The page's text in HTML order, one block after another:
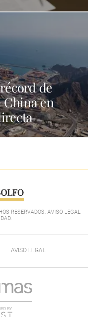
de
en
RESERVADOS. AVISO LEGAL
.
AVISO LEGAL